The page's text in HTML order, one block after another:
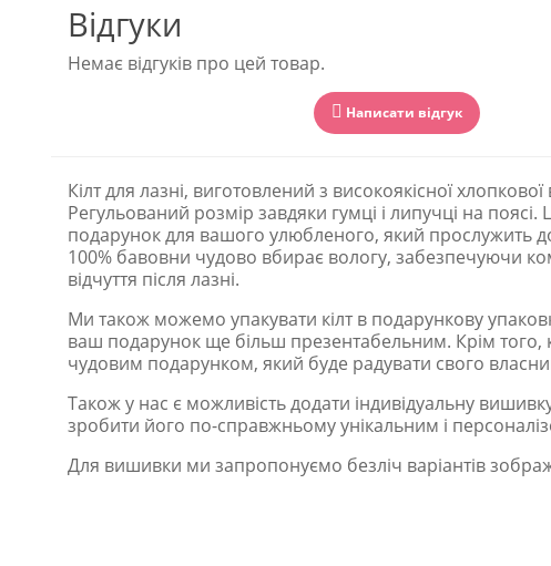
Відгуки
Немає відгуків про цей товар.
Написати відгук
Кілт для лазні, виготовлений з високоякісної
Регульований розмір завдяки гумці і липучці на поясі.
подарунок для вашого улюбленого, який прослужить
100% бавовни чудово вбирає вологу, забезпечуючи
відчуття після лазні.
Ми також можемо упакувати кілт в подарункову
ваш подарунок ще більш презентабельним. Крім того,
чудовим подарунком, який буде радувати свого
Також у нас є можливість додати індивідуальну
зробити його по-справжньому унікальним і
Для вишивки ми запропонуємо безліч варіантів